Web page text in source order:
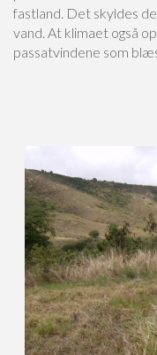
fastland. Det skyldes
vand. At klimaet også
passatvindene som